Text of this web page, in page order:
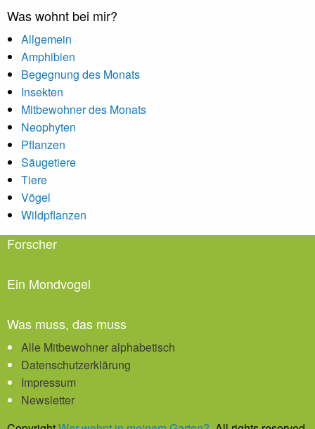
Was wohnt bei mir?
Allgemein
Amphibien
Begegnung des Monats
Insekten
Mitbewohner des Monats
Neophyten
Pflanzen
Säugetiere
Tiere
Vögel
Wildpflanzen
Forscher
Ein Mondvogel
Was muss, das muss
Alle Mitbewohner alphabetisch
Datenschutzerklärung
Impressum
Newsletter